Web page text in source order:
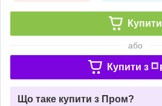
Купити
або
Купити з
Що таке купити з Пром?